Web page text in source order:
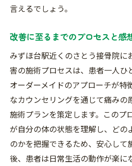
言えるでしょう。
改善に至るまでのプロセスと感
みずほ台駅近くのさとう接骨院に
害の施術プロセスは、患者一人ひ
オーダーメイドのアプローチが特
なカウンセリングを通じて痛みの
施術プランを策定します。このプ
が自分の体の状態を理解し、どの
のかを把握できるため、安心して
後、患者は日常生活の動作が楽に